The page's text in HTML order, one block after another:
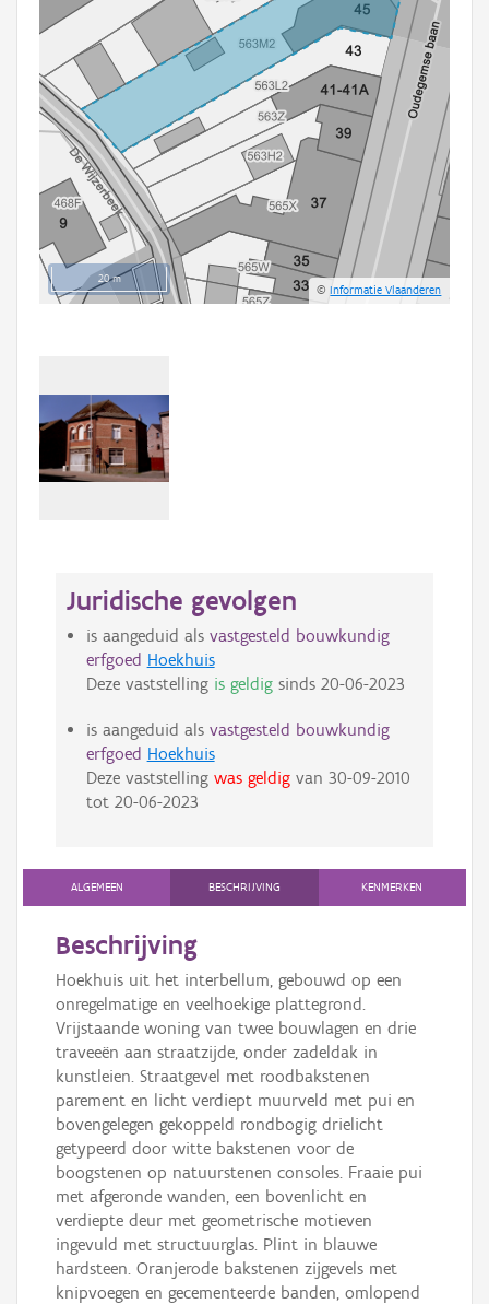
20 m
©Informatie Vlaanderen
Juridische gevolgen
is aangeduid als vastgesteld bouwkundig
erfgoed Hoekhuis
Deze vaststelling is geldigsinds 20-06-2023
is aangeduid als vastgesteld bouwkundig
erfgoed Hoekhuis
Deze vaststelling was geldigvan 30-09-2010
tot 20-06-2023
ALGEMEEN BESCHRIJVING KENMERKEN
Beschrijving
Hoekhuis uit het interbellum, gebouwd op een
onregelmatige en veelhoekige plattegrond.
Vrijstaande woning van twee bouwlagen en drie
traveeën aan straatzijde, onder zadeldak in
kunstleien. Straatgevel met roodbakstenen
parement en licht verdiept muurveld met pui en
bovengelegen gekoppeld rondbogig drielicht
getypeerd door witte bakstenen voor de
boogstenen op natuurstenen consoles. Fraaie pui
met afgeronde wanden, een bovenlicht en
verdiepte deur met geometrische motieven
ingevuld met structuurglas. Plint in blauwe
hardsteen. Oranjerode bakstenen zijgevels met
knipvoegen en gecementeerde banden, omlopend